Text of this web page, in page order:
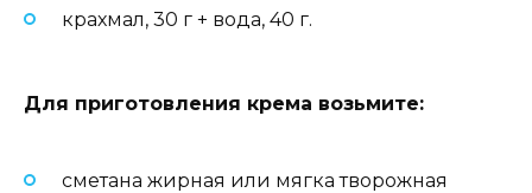
крахмал, 30 г + вода, 40 г.
Для приготовления крема возьмите:
сметана жирная или мягка творожная